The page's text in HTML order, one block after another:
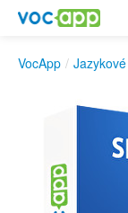
VocApp /